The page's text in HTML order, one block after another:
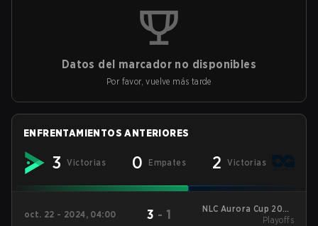
Datos del marcador no disponibles
Por favor, vuelve más tarde
ENFRENTAMIENTOS ANTERIORES
3 Victorias 0 Empates 2 Victorias
oct. 22 - 2024, 04:00 3 - 1
NLC Aurora Cup 2024
Playoffs
Playoffs